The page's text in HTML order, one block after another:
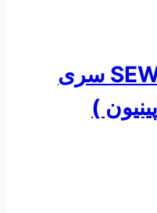
الکتروگیربکس SEW سری